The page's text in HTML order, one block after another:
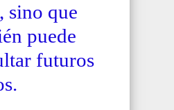
sino que
puede
futuros